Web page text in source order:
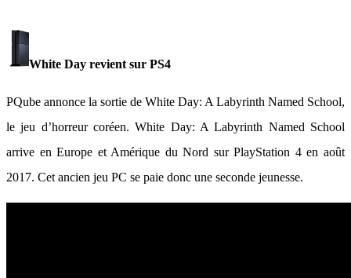
White Day revient sur PS4
PQube annonce la sortie de White Day: A Labyrinth Named School,
le jeu d’horreur coréen. White Day: A Labyrinth Named School
arrive en Europe et Amérique du Nord sur PlayStation 4 en août
2017. Cet ancien jeu PC se paie donc une seconde jeunesse.